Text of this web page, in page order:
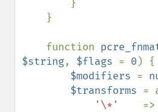
    function
$string, $flags = 0 ) {
$modifiers =
$transforms =
'\*' =>